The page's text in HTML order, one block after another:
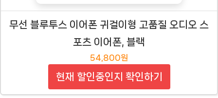
무선 블루투스 이어폰 귀걸이형 고품질 오디오 스
포츠 이어폰, 블랙
54,800원
현재 할인중인지 확인하기